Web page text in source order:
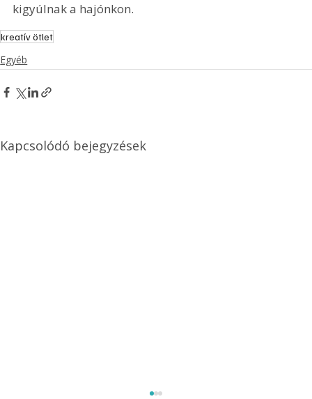
kigyúlnak a hajónkon.
kreatív ötlet
Egyéb
Kapcsolódó bejegyzések